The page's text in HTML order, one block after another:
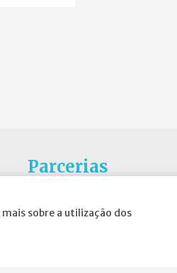
sobre a utilização dos
Parcerias